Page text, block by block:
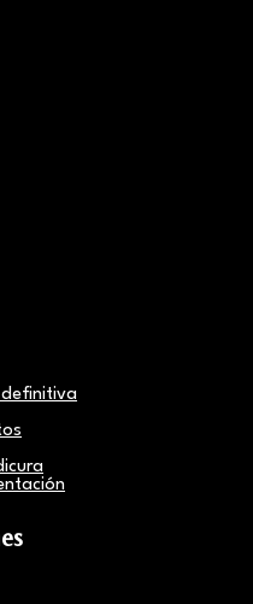
definitiva